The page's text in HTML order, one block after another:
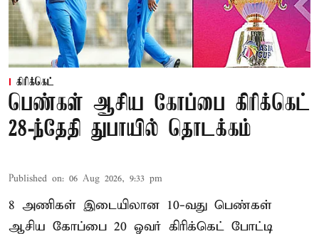
கிரிக்கெட்
பெண்கள் ஆசிய கோப்பை கிரிக்கெட்
28-ந்தேதி துபாயில் தொடக்கம்
Published on: 06 Aug 2026, 9:33 pm
8 அணிகள் இடையிலான 10-வது பெண்கள்
ஆசிய கோப்பை 20 ஓவர் கிரிக்கெட் போட்டி